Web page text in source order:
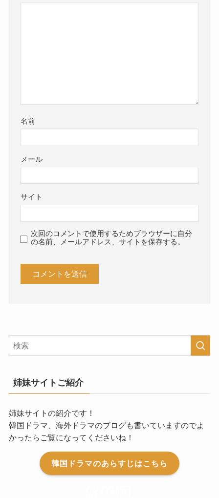
名前
メール
サイト
次回のコメントで使用するためブラウザーに自分
の名前、メールアドレス、サイトを保存する。
姉妹サイトご紹介
姉妹サイトの紹介です！
韓国ドラマ、海外ドラマのブログも書いていますのでよ
かったらご覧になってくださいね！
韓国ドラマのあらすじはこちら